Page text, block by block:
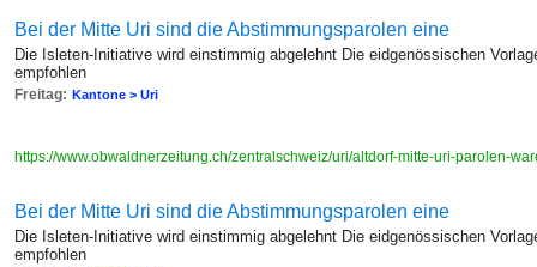
Bei der Mitte Uri sind die Abstimmungsparolen eine
Die Isleten-Initiative wird einstimmig abgelehnt Die eidgenössischen
empfohlen
Freitag: Kantone > Uri
https://www.obwaldnerzeitung.ch/zentralschweiz/uri/altdorf-mitte-uri-parolen-
Bei der Mitte Uri sind die Abstimmungsparolen eine
Die Isleten-Initiative wird einstimmig abgelehnt Die eidgenössischen
empfohlen